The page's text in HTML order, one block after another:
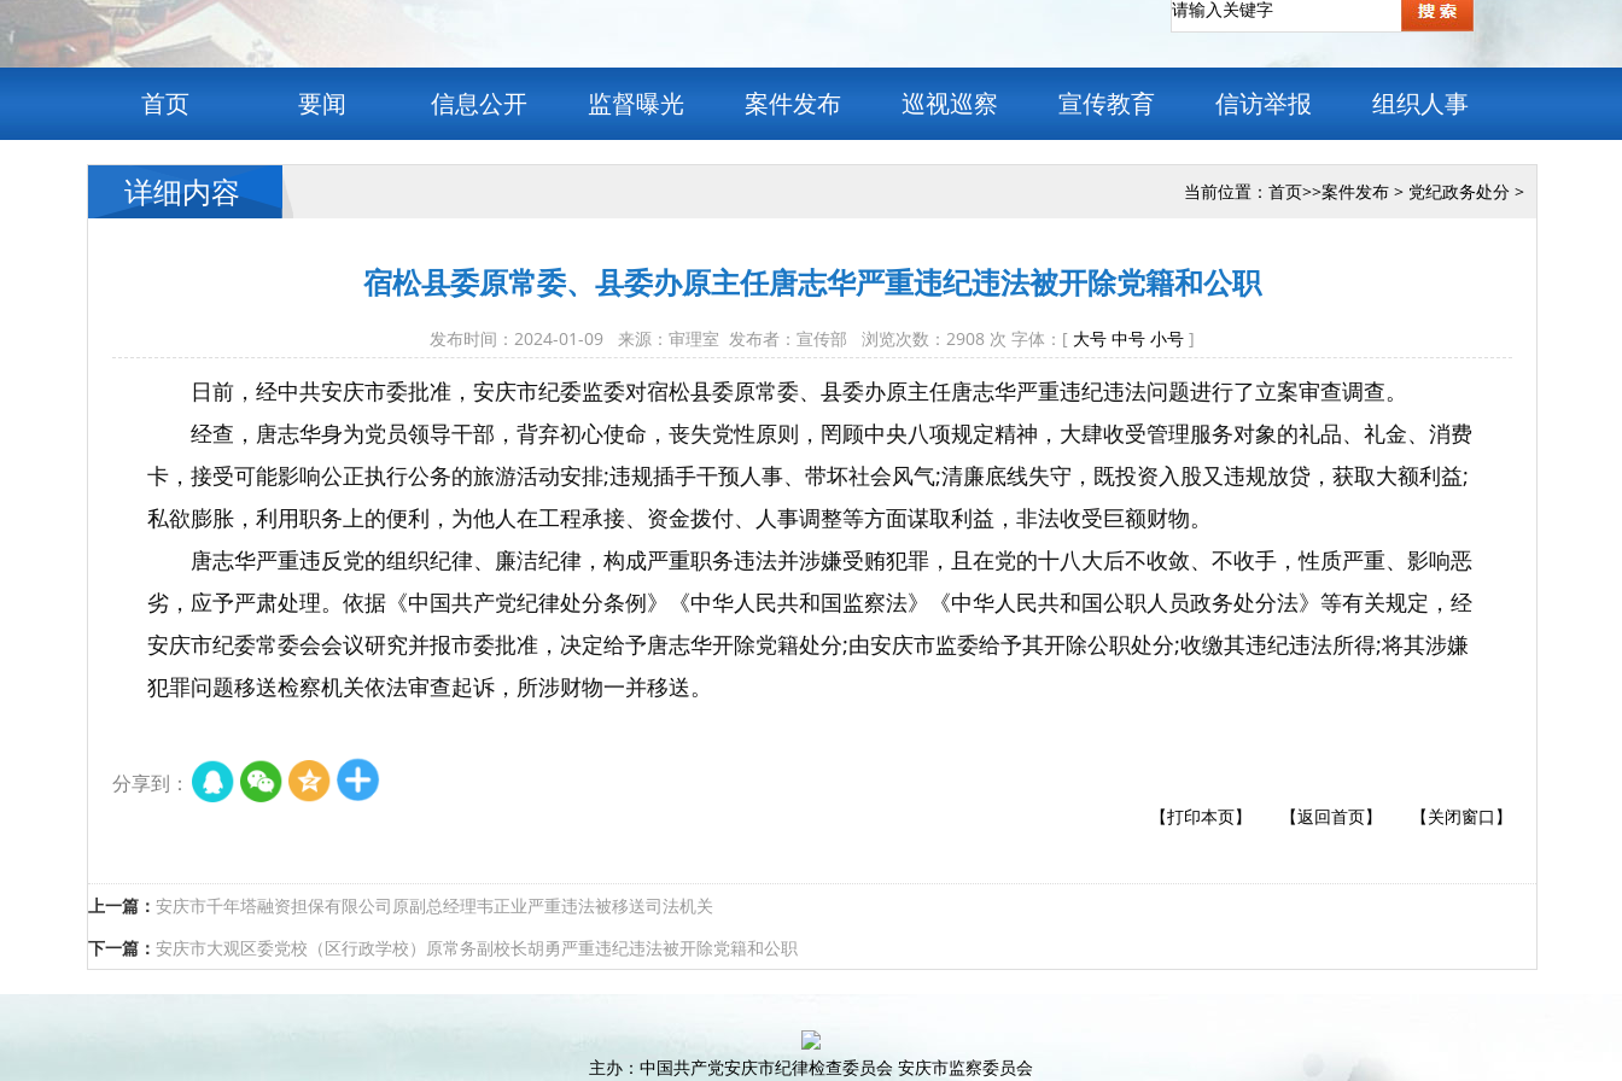
首页 要闻 信息公开 监督曝光 案件发布 巡视巡察 宣传教育 信访举报 组织人事
当前位置： 首页>>案件发布 > 党纪政务处分 >
详细内容
宿松县委原常委、县委办原主任唐志华严重违纪违法被开除党籍和公职
发布时间：2024-01-09 来源：审理室 发布者：宣传部 浏览次数： 2908 次 字体：[ 大号 中号 小号 ]
日前，经中共安庆市委批准，安庆市纪委监委对宿松县委原常委、县委办原主任唐志华严重违纪违法问题进行了立案审查调查。
经查，唐志华身为党员领导干部，背弃初心使命，丧失党性原则，罔顾中央八项规定精神，大肆收受管理服务对象的礼品、礼金、消费
卡，接受可能影响公正执行公务的旅游活动安排;违规插手干预人事、带坏社会风气;清廉底线失守，既投资入股又违规放贷，获取大额利益;
私欲膨胀，利用职务上的便利，为他人在工程承接、资金拨付、人事调整等方面谋取利益，非法收受巨额财物。
唐志华严重违反党的组织纪律、廉洁纪律，构成严重职务违法并涉嫌受贿犯罪，且在党的十八大后不收敛、不收手，性质严重、影响恶
劣，应予严肃处理。依据《中国共产党纪律处分条例》《中华人民共和国监察法》《中华人民共和国公职人员政务处分法》等有关规定，经
安庆市纪委常委会会议研究并报市委批准，决定给予唐志华开除党籍处分;由安庆市监委给予其开除公职处分;收缴其违纪违法所得;将其涉嫌
犯罪问题移送检察机关依法审查起诉，所涉财物一并移送。
分享到：
【打印本页】 【返回首页】 【关闭窗口】
上一篇： 安庆市千年塔融资担保有限公司原副总经理韦正业严重违法被移送司法机关
下一篇： 安庆市大观区委党校（区行政学校）原常务副校长胡勇严重违纪违法被开除党籍和公职
主办：中国共产党安庆市纪律检查委员会 安庆市监察委员会